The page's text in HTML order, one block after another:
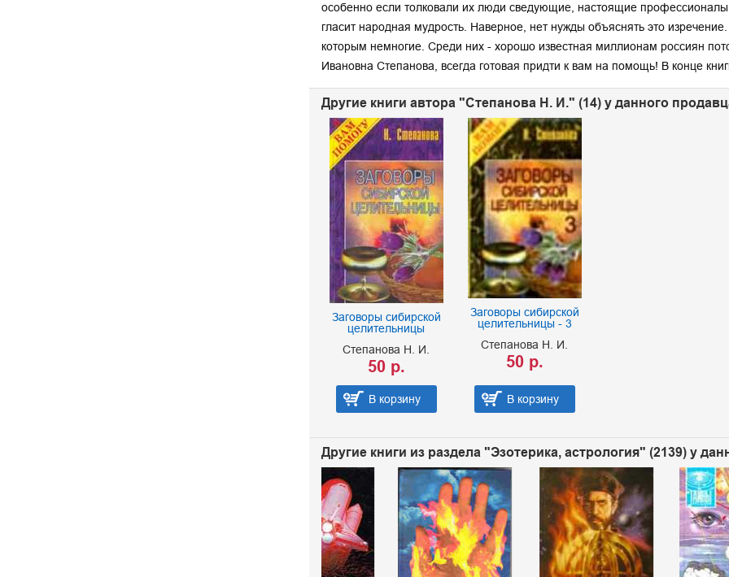
особенно если толковали их люди сведующие, настоящие профессионалы
гласит народная мудрость. Наверное, нет нужды объяснять это
которым немногие. Среди них - хорошо известная миллионам россиян
Ивановна Степанова, всегда готовая придти к вам на помощь! В конце
Другие книги автора "Степанова Н. И." (14) у данного
Заговоры сибирской
целительницы
Степанова Н. И.
50 р.
В корзину
Заговоры сибирской
целительницы - 3
Степанова Н. И.
50 р.
В корзину
Другие книги из раздела "Эзотерика, астрология" (2139) у